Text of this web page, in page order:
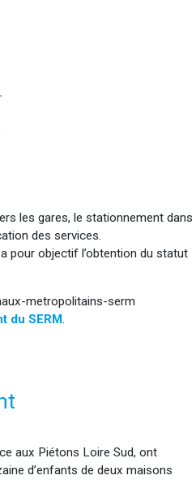
les gares, le stationnement dans
des services.
pour objectif l’obtention du statut
metropolitains-serm
du SERM.
aux Piétons Loire Sud, ont
d’enfants de deux maisons